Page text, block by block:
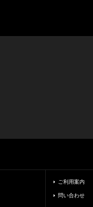
ご利用案内
問い合わせ